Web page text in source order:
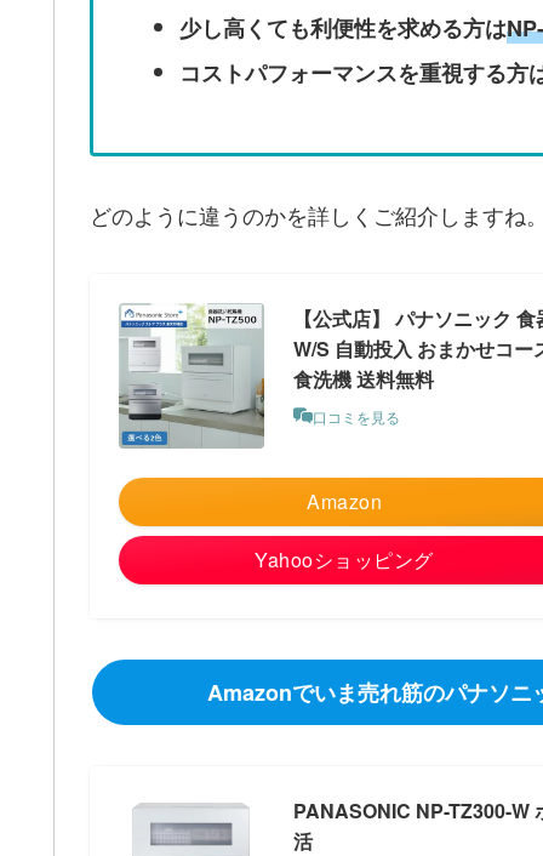
少し高くても利便性を求める方は
コストパフォーマンスを重視する方
どのように違うのかを詳しくご紹介しますね
【公式店】 パナソニック
W/S 自動投入 おまかせコ
食洗機 送料無料
口コミを見る
Amazon
Yahooショッピング
Amazonでいま売れ筋のパナソニ
PANASONIC NP-TZ300-W
活